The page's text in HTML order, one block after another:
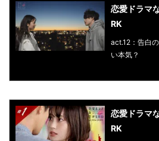
恋愛ドラマ
RK
act.12：告白
い本気？
恋愛ドラマ
RK